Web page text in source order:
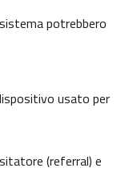
potrebbero
usato per
(referral) e